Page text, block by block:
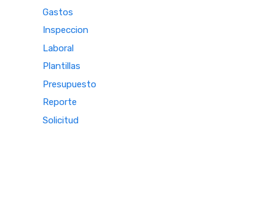
Gastos
Inspeccion
Laboral
Plantillas
Presupuesto
Reporte
Solicitud